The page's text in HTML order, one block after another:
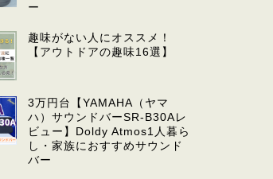
ー
趣味がない人にオススメ！
【アウトドアの趣味16選】
3万円台【YAMAHA（ヤマ
ハ）サウンドバーSR-B30Aレ
ビュー】Doldy Atmos1人暮ら
し・家族におすすめサウンド
バー